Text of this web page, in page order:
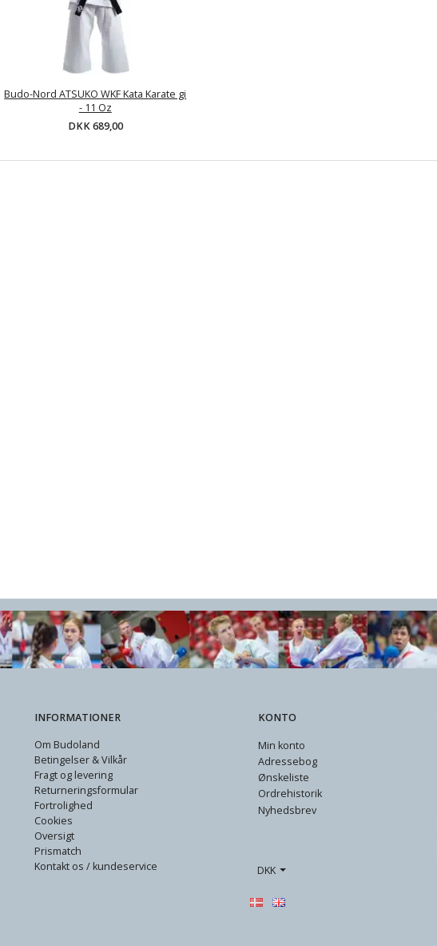
Budo-Nord ATSUKO WKF Kata Karate gi
- 11 Oz
DKK 689,00
INFORMATIONER
Om Budoland
Betingelser & Vilkår
Fragt og levering
Returneringsformular
Fortrolighed
Cookies
Oversigt
Prismatch
Kontakt os / kundeservice
KONTO
Min konto
Adressebog
Ønskeliste
Ordrehistorik
Nyhedsbrev
DKK